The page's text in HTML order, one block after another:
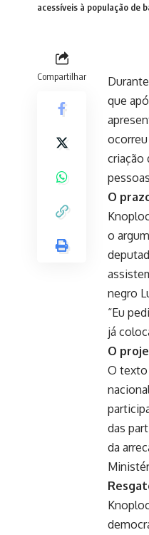
acessíveis à população de
Compartilhar
que
criação
O
o
negro
“Eu
já
O
O texto
das
da